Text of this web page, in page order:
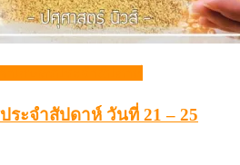
ระจำสัปดาห์ วันที่ 21 – 25